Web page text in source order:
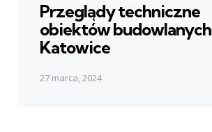
Przeglądy techniczne
obiektów budowlanych
Katowice
27 marca, 2024